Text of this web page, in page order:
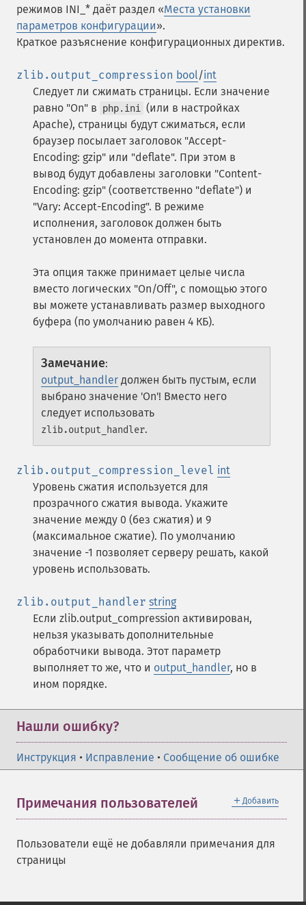
режимов INI_* даёт раздел «Места установки
параметров конфигурации».
Краткое разъяснение конфигурационных директив.
zlib.output_compression bool/int
Следует ли сжимать страницы. Если значение
равно "On" в
php.ini
(или в настройках
Apache), страницы будут сжиматься, если
браузер посылает заголовок "Accept-
Encoding: gzip" или "deflate". При этом в
вывод будут добавлены заголовки "Content-
Encoding: gzip" (соответственно "deflate") и
"Vary: Accept-Encoding". В режиме
исполнения, заголовок должен быть
установлен до момента отправки.
Эта опция также принимает целые числа
вместо логических "On/Off", с помощью этого
вы можете устанавливать размер выходного
буфера (по умолчанию равен 4 КБ).
Замечание:
output_handler должен быть пустым, если
выбрано значение 'On'! Вместо него
следует использовать
zlib.output_handler.
zlib.output_compression_level int
Уровень сжатия используется для
прозрачного сжатия вывода. Укажите
значение между 0 (без сжатия) и 9
(максимальное сжатие). По умолчанию
значение -1 позволяет серверу решать, какой
уровень использовать.
zlib.output_handler string
Если zlib.output_compression активирован,
нельзя указывать дополнительные
обработчики вывода. Этот параметр
выполняет то же, что и output_handler, но в
ином порядке.
Нашли ошибку?
Инструкция • Исправление • Сообщение об ошибке
＋ Добавить
Примечания пользователей
Пользователи ещё не добавляли примечания для
страницы